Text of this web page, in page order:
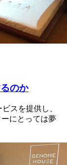
のか
スを提供し、
にとっては夢